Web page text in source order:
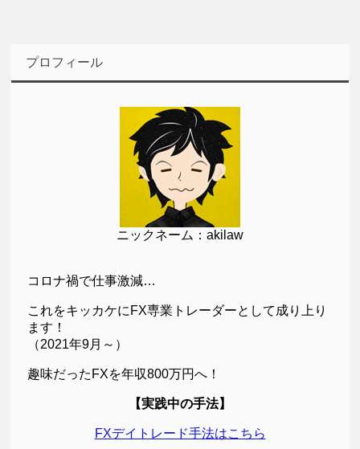
プロフィール
ニックネーム：akilaw
コロナ禍で仕事激減…
これをキッカケにFX専業トレーダーとして成り上り
ます！
（2021年9月～）
趣味だったFXを年収800万円へ！
【実践中の手法】
FXデイトレード手法はこちら